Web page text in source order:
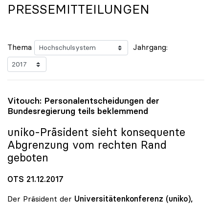
PRESSEMITTEILUNGEN
Thema Jahrgang:
Vitouch: Personalentscheidungen der
Bundesregierung teils beklemmend
uniko-Präsident sieht konsequente
Abgrenzung vom rechten Rand
geboten
OTS 21.12.2017
Der Präsident der Universitätenkonferenz (uniko),